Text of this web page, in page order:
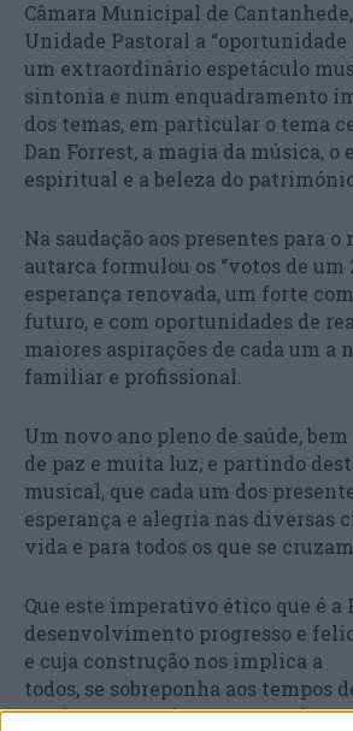
Câmara Municipal de
Unidade Pastoral a
um extraordinário espetáculo
sintonia e num enquadramento
dos temas, em particular o tema
Dan Forrest, a magia da música, o
espiritual e a beleza do
Na saudação aos presentes para o
autarca formulou os “votos de um
esperança renovada, um forte
futuro, e com oportunidades de
maiores aspirações de cada um a
familiar e profissional.
Um novo ano pleno de saúde,
de paz e muita luz, e partindo
musical, que cada um dos
esperança e alegria nas diversas
vida e para todos os que se
Que este imperativo ético que é a
desenvolvimento progresso e
e cuja construção nos implica a
todos, se sobreponha aos tempos
sombras que pairam no mundo,